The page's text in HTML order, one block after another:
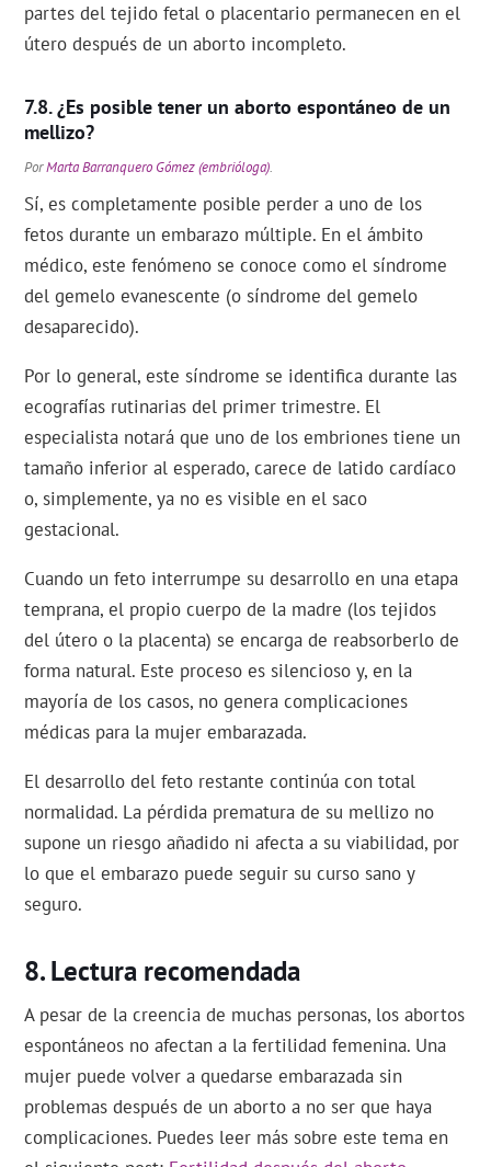
partes del tejido fetal o placentario permanecen en el
útero después de un aborto incompleto.
¿Es posible tener un aborto espontáneo de un
mellizo?
PorMarta Barranquero Gómez (embrióloga).
Sí, es completamente posible perder a uno de los
fetos durante un embarazo múltiple. En el ámbito
médico, este fenómeno se conoce como el síndrome
del gemelo evanescente (o síndrome del gemelo
desaparecido).
Por lo general, este síndrome se identifica durante las
ecografías rutinarias del primer trimestre. El
especialista notará que uno de los embriones tiene un
tamaño inferior al esperado, carece de latido cardíaco
o, simplemente, ya no es visible en el saco
gestacional.
Cuando un feto interrumpe su desarrollo en una etapa
temprana, el propio cuerpo de la madre (los tejidos
del útero o la placenta) se encarga de reabsorberlo de
forma natural. Este proceso es silencioso y, en la
mayoría de los casos, no genera complicaciones
médicas para la mujer embarazada.
El desarrollo del feto restante continúa con total
normalidad. La pérdida prematura de su mellizo no
supone un riesgo añadido ni afecta a su viabilidad, por
lo que el embarazo puede seguir su curso sano y
seguro.
Lectura recomendada
A pesar de la creencia de muchas personas, los abortos
espontáneos no afectan a la fertilidad femenina. Una
mujer puede volver a quedarse embarazada sin
problemas después de un aborto a no ser que haya
complicaciones. Puedes leer más sobre este tema en